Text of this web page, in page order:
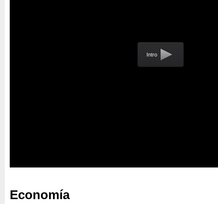
Intro
Economía